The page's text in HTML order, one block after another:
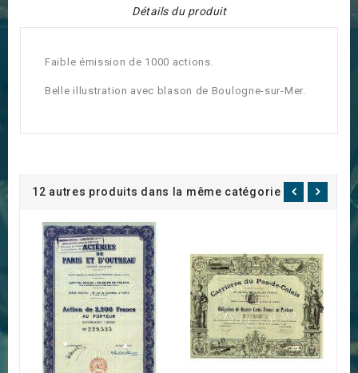
Détails du produit
Faible émission de 1000 actions.
Belle illustration avec blason de Boulogne-sur-Mer.
12 autres produits dans la même catégorie :